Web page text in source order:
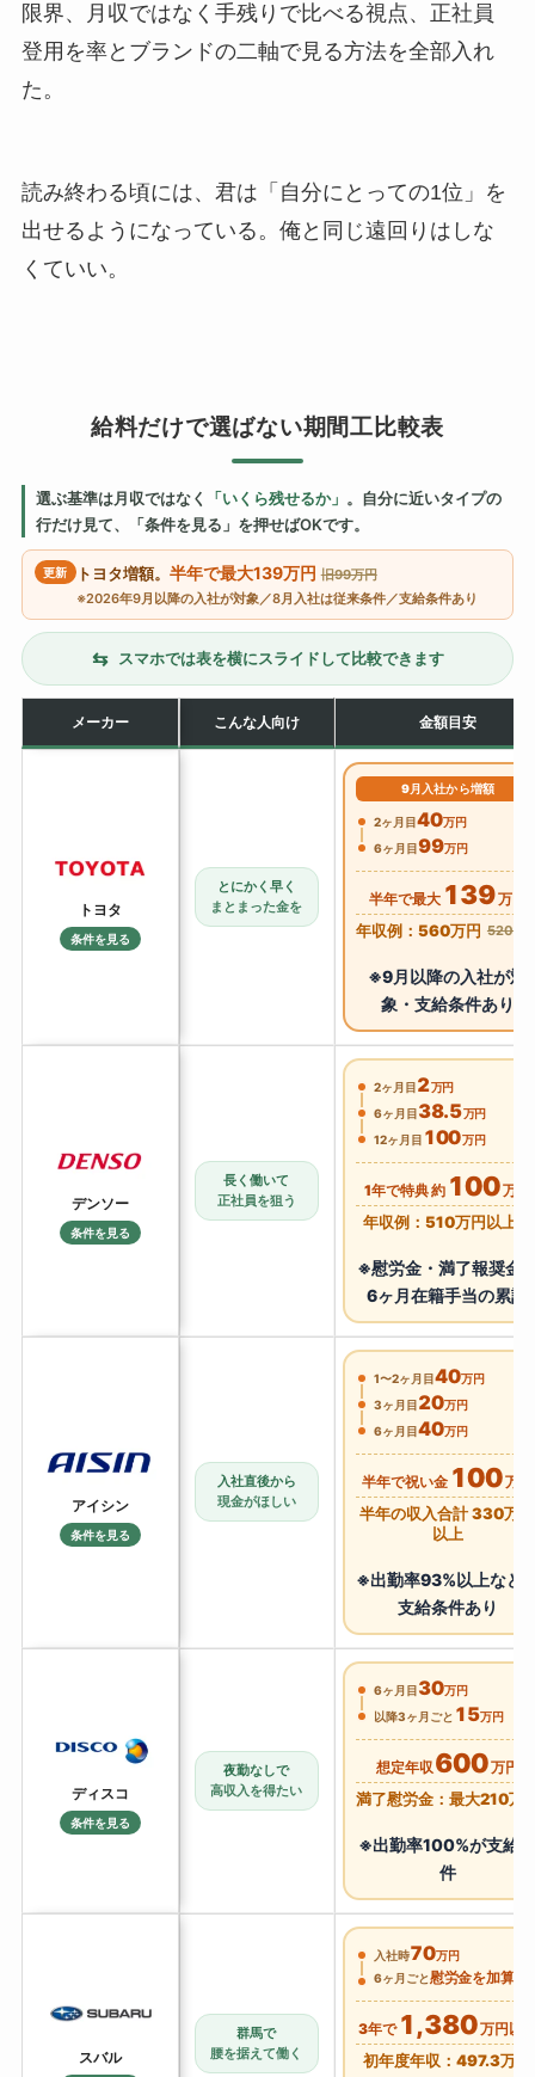
限界、月収ではなく手残りで比べる視点、正社員
登用を率とブランドの二軸で見る方法を全部入れ
た。
読み終わる頃には、君は「自分にとっての1位」を
出せるようになっている。俺と同じ遠回りはしな
くていい。
給料だけで選ばない期間工比較表
選ぶ基準は月収ではなく 「いくら残せるか」 。自分に近いタイプの
行だけ見て、「条件を見る」を押せばOKです。
更新 トヨタ増額。 半年で最大139万円 旧99万円
※2026年9月以降の入社が対象／8月入社は従来条件／支給条件あり
⇆ スマホでは表を横にスライドして比較できます
メーカー こんな人向け 金額目安
トヨタ
条件を見る
とにかく早く
まとまった金を
9月入社から増額
2ヶ月目40万円
6ヶ月目99万円
半年で最大 139万円
年収例：560万円 520万
※9月以降の入社が対
象・支給条件あり
デンソー
条件を見る
長く働いて
正社員を狙う
2ヶ月目2万円
6ヶ月目38.5万円
12ヶ月目 100万円
1年で特典 約 100万円
年収例：510万円以上可
※慰労金・満了報奨金
6ヶ月在籍手当の累計
アイシン
条件を見る
入社直後から
現金がほしい
1〜2ヶ月目40万円
3ヶ月目20万円
6ヶ月目40万円
半年で祝い金 100万円
半年の収入合計 330万円
以上
※出勤率93%以上など
支給条件あり
ディスコ
条件を見る
夜勤なしで
高収入を得たい
6ヶ月目30万円
以降3ヶ月ごと 15万円
想定年収 600万円
満了慰労金：最大210万
※出勤率100%が支給
件
スバル
群馬で
腰を据えて働く
入社時70万円
6ヶ月ごと慰労金を加算
3年で 1,380万円以
初年度年収：497.3万円